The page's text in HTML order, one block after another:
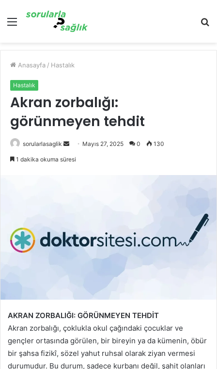
Menü
...
Anasayfa / Hastalık
Hastalık
Akran zorbalığı:
görünmeyen tehdit
sorularlasaglik
Bir
Mayıs 27, 2025 0 130
1 dakika okuma süresi
AKRAN ZORBALIĞI: GÖRÜNMEYEN TEHDİT
Akran zorbalığı, çoklukla okul çağındaki çocuklar ve
gençler ortasında görülen, bir bireyin ya da kümenin, öbür
bir şahsa fizikî, sözel yahut ruhsal olarak ziyan vermesi
durumudur. Bu durum, sadece kurbanı değil, şahit olanları